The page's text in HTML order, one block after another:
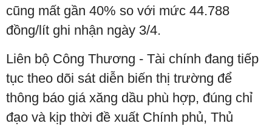
cũng mất gần 40% so với mức 44.788
đồng/lít ghi nhận ngày 3/4.
Liên bộ Công Thương - Tài chính đang tiếp
tục theo dõi sát diễn biến thị trường để
thông báo giá xăng dầu phù hợp, đúng chỉ
đạo và kịp thời đề xuất Chính phủ, Thủ